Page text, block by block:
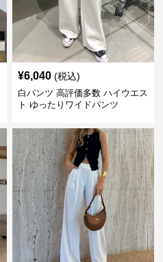
¥6,040 (税込)
白パンツ 高評価多数 ハイウエス
ト ゆったりワイドパンツ